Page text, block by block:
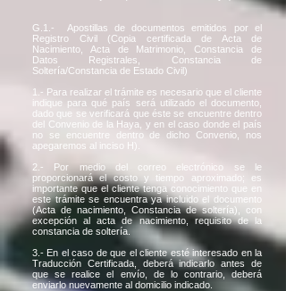
G.1.- Apostillas de documentos emitidos por el
Registro Civil (Copia certificada de Acta de
Nacimiento, Acta de Matrimonio, Constancia de
Datos Registrales, Constancia de
Soltería/Constancia de Estado Civil)
1.- Para realizar el trámite es necesario que el cliente
indique para qué país será utilizado el documento,
dado que se verificará que éste se encuentre dentro
del Convenio de la Haya, y en el caso donde el país
no se encuentre dentro de dicho Convenio, nos
apegaremos al inciso H).
2.- Por medio del correo electrónico se le
proporcionará el costo y tiempo aproximado; es
importante que el cliente tenga conocimiento que en
este trámite se encuentra ya incluido el documento
(Acta de nacimiento, Constancia de soltería), con
excepción al acta de nacimiento, requisito de la
constancia de soltería.
3.- En el caso de que el cliente esté interesado en la
Traducción Certificada, deberá indicarlo antes de
que se realice el envío, de lo contrario, deberá
enviarlo nuevamente al domicilio indicado.